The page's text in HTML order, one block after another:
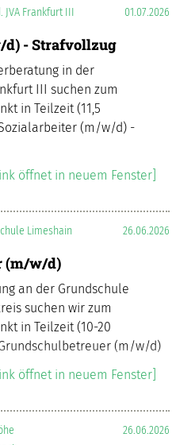
01.07.2026
JVA Frankfurt III
- Strafvollzug
in der
III suchen zum
in Teilzeit (11,5
(m/w/d) -
öffnet in neuem Fenster]
26.06.2026
Limeshain
(m/w/d)
an der Grundschule
suchen wir zum
in Teilzeit (10-20
(m/w/d)
öffnet in neuem Fenster]
26.06.2026